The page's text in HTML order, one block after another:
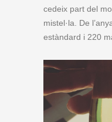
cedeix part del
mistel·la. De
estàndard i 220